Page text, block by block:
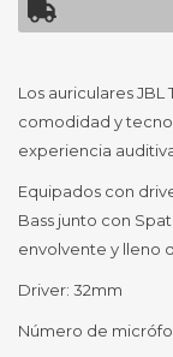
Los auriculares
comodidad y
experiencia
Equipados con
Bass junto con
envolvente y lleno
Driver: 32mm
Número de